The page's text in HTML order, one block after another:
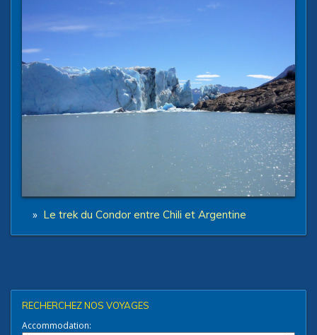
» Le trek du Condor entre Chili et Argentine
RECHERCHEZ NOS VOYAGES
Accommodation: